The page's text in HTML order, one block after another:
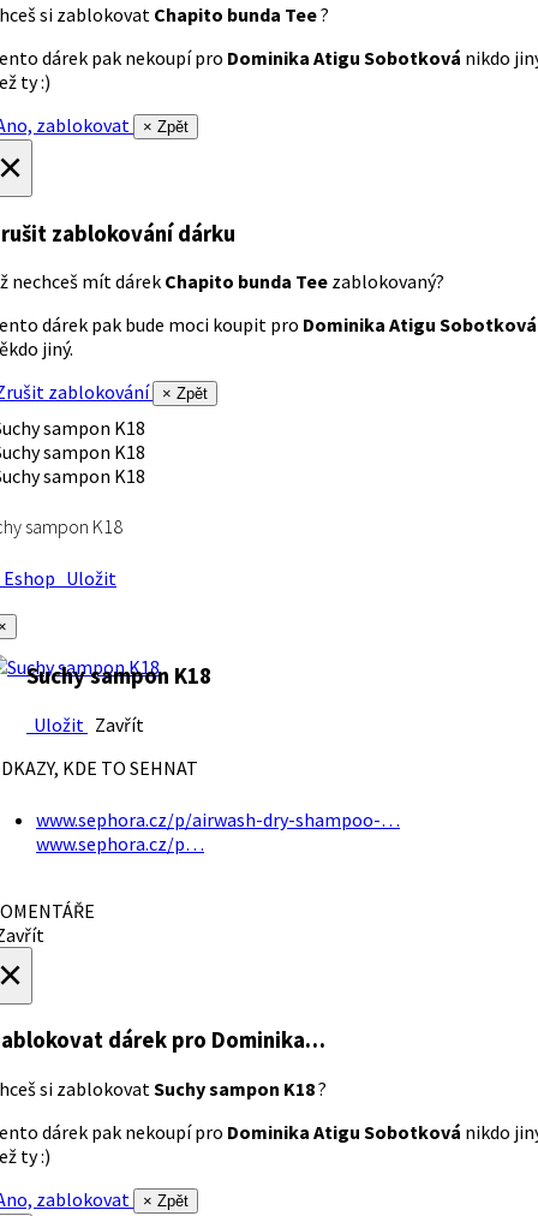
si zablokovat Chapito bunda Tee?
dárek pak nekoupí pro Dominika Atigu Sobotková nikdo
ty :)
zablokovat
× Zpět
zablokování dárku
nechceš mít dárek Chapito bunda Tee zablokovaný?
dárek pak bude moci koupit pro Dominika Atigu Sobotková
jiný.
zablokování
× Zpět
sampon K18
Uložit
Suchy sampon K18
Uložit Zavřít
KDE TO SEHNAT
www.sephora.cz/p/airwash-dry-shampoo-…
www.sephora.cz/p…
dárek pro Dominika…
si zablokovatSuchy sampon K18?
dárek pak nekoupí pro Dominika Atigu Sobotková nikdo
ty :)
zablokovat
× Zpět